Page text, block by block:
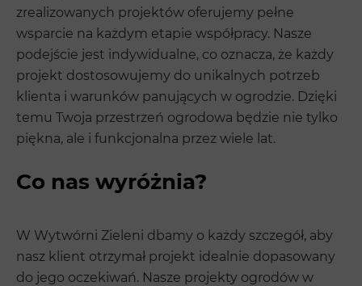
zrealizowanych projektów oferujemy pełne
wsparcie na każdym etapie współpracy. Nasze
podejście jest indywidualne, co oznacza, że każdy
projekt dostosowujemy do unikalnych potrzeb
klienta i warunków panujących w ogrodzie. Dzięki
temu Twoja przestrzeń ogrodowa będzie nie tylko
piękna, ale i funkcjonalna przez wiele lat.
Co nas wyróżnia?
W Wytwórni Zieleni dbamy o każdy szczegół, aby
nasz klient otrzymał projekt idealnie dopasowany
do jego oczekiwań. Nasze projekty ogrodów w